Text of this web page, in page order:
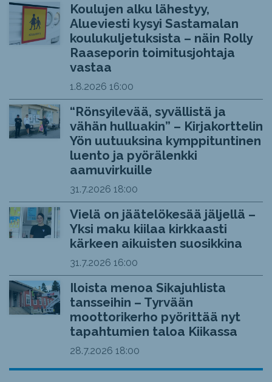
Koulujen alku lähestyy,
Alueviesti kysyi Sastamalan
koulukuljetuksista – näin Rolly
Raaseporin toimitusjohtaja
vastaa
1.8.2026 16:00
“Rönsyilevää, syvällistä ja
vähän hulluakin” – Kirjakorttelin
Yön uutuuksina kymppituntinen
luento ja pyörälenkki
aamuvirkuille
31.7.2026 18:00
Vielä on jäätelökesää jäljellä –
Yksi maku kiilaa kirkkaasti
kärkeen aikuisten suosikkina
31.7.2026 16:00
Iloista menoa Sikajuhlista
tansseihin – Tyrvään
moottorikerho pyörittää nyt
tapahtumien taloa Kiikassa
28.7.2026 18:00